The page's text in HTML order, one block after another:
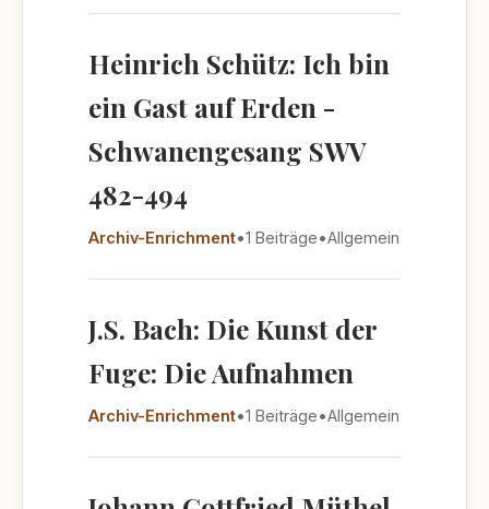
Heinrich Schütz: Ich bin
ein Gast auf Erden -
Schwanengesang SWV
482-494
Archiv-Enrichment•1 Beiträge•Allgemein
J.S. Bach: Die Kunst der
Fuge: Die Aufnahmen
Archiv-Enrichment•1 Beiträge•Allgemein